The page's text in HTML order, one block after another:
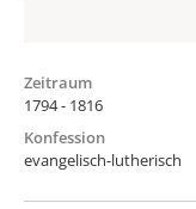
Zeitraum
1794 - 1816
Konfession
evangelisch-lutherisch